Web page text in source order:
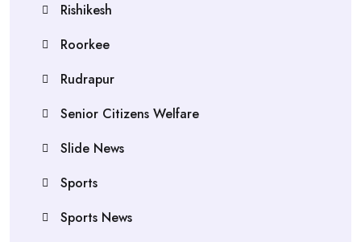
Rishikesh
Roorkee
Rudrapur
Senior Citizens Welfare
Slide News
Sports
Sports News